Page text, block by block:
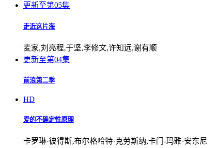
更新至第05集
走近这片海
麦家,刘亮程,于坚,李修文,许知远,谢有顺
更新至第04集
前浪第二季
HD
爱的不确定性原理
卡罗琳·彼得斯,布尔格哈特·克劳斯纳,卡门-玛雅·安东尼